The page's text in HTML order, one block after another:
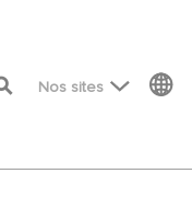
Nos sites